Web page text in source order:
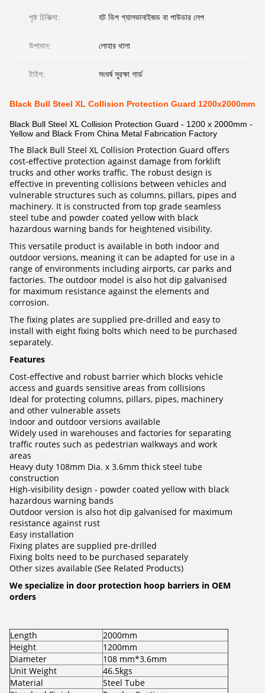
পৃষ্ঠ চিকিত্সা: হট ডিপ গ্যালভানাইজড বা পাউডার লেপ
উপাদান: লোহার থালা
টাইপ: সংঘর্ষ সুরক্ষা গার্ড
Black Bull Steel XL Collision Protection Guard 1200x2000mm
Black Bull Steel XL Collision Protection Guard - 1200 x 2000mm -
Yellow and Black From China Metal Fabrication Factory
The Black Bull Steel XL Collision Protection Guard offers
cost-effective protection against damage from forklift
trucks and other works traffic. The robust design is
effective in preventing collisions between vehicles and
vulnerable structures such as columns, pillars, pipes and
machinery. It is constructed from top grade seamless
steel tube and powder coated yellow with black
hazardous warning bands for heightened visibility.
This versatile product is available in both indoor and
outdoor versions, meaning it can be adapted for use in a
range of environments including airports, car parks and
factories. The outdoor model is also hot dip galvanised
for maximum resistance against the elements and
corrosion.
The fixing plates are supplied pre-drilled and easy to
install with eight fixing bolts which need to be purchased
separately.
Features
Cost-effective and robust barrier which blocks vehicle
access and guards sensitive areas from collisions
Ideal for protecting columns, pillars, pipes, machinery
and other vulnerable assets
Indoor and outdoor versions available
Widely used in warehouses and factories for separating
traffic routes such as pedestrian walkways and work
areas
Heavy duty 108mm Dia. x 3.6mm thick steel tube
construction
High-visibility design - powder coated yellow with black
hazardous warning bands
Outdoor version is also hot dip galvanised for maximum
resistance against rust
Easy installation
Fixing plates are supplied pre-drilled
Fixing bolts need to be purchased separately
Other sizes available (See Related Products)
We specialize in door protection hoop barriers in OEM
orders
Length
2000mm
Height
1200mm
Diameter
108 mm*3.6mm
Unit Weight
46.5kgs
Material
Steel Tube